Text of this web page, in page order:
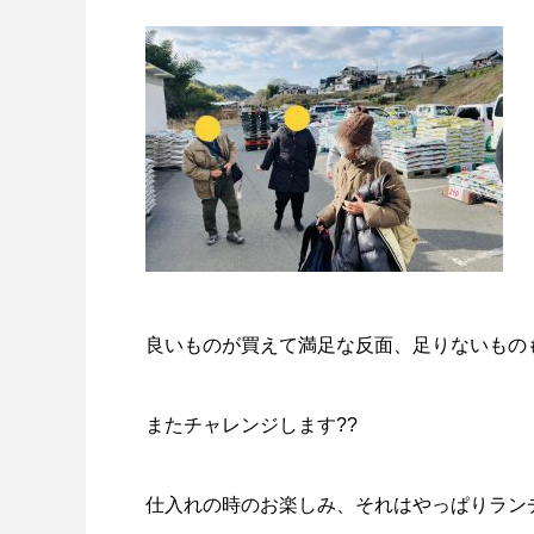
良いものが買えて満足な反面、足りないもの
またチャレンジします??
仕入れの時のお楽しみ、それはやっぱりラン